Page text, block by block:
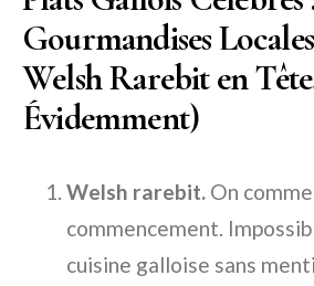
Gourmandises
Welsh Rarebit en
Évidemment)
Welsh rarebit. On
commencement.
cuisine galloise sans